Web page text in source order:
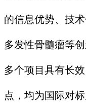
的信息优势、技
多发性骨髓瘤等
多个项目具有长
点，均为国际对